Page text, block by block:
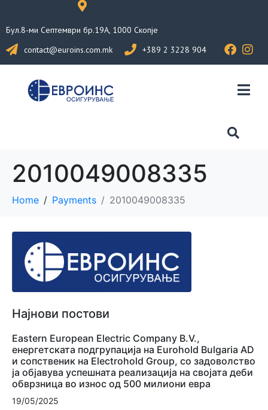
Бул.8-ми Септември бр.19А, 1000 Скопје
contact@euroins.com.mk
+389 2 3228 904
2010049008335
Home Payments 2010049008335
Најнови постови
Eastern European Electric Company B.V.,
енергетската подгрупација на Eurohold Bulgaria AD
и сопственик на Electrohold Group, со задоволство
ја објавува успешната реализација на својата деби
обврзница во износ од 500 милиони евра
19/05/2025